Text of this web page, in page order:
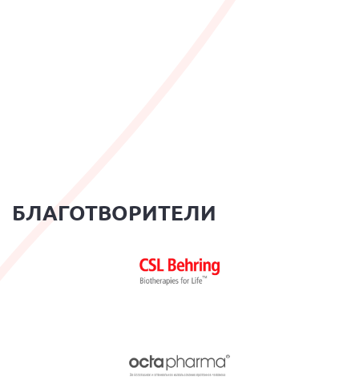
БЛАГОТВОРИТЕЛИ